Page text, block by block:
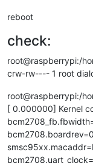
reboot
check:
root@raspberrypi:/
crw-rw---- 1 root
root@raspberrypi:/
[ 0.000000] Kernel